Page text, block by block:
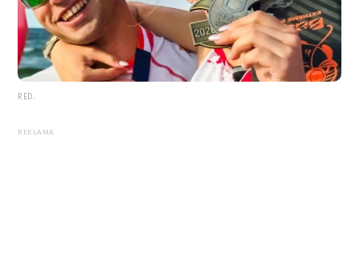
RED.
REKLAMA